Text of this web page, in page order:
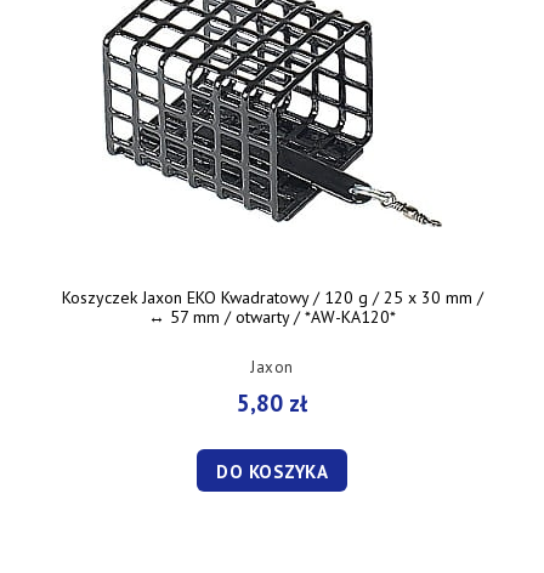
Koszyczek Jaxon EKO Kwadratowy / 120 g / 25 x 30 mm /
↔︎ 57 mm / otwarty / *AW-KA120*
Jaxon
5,80 zł
DO KOSZYKA